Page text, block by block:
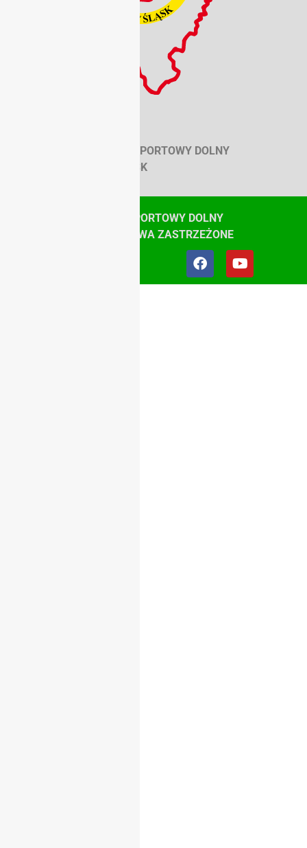
SZKOLNY ZWIĄZEK SPORTOWY DOLNY
ŚLĄSK
© SZKOLNY ZWIĄZEK SPORTOWY DOLNY
ŚLĄSK, WSZYSTKIE PRAWA ZASTRZEŻONE